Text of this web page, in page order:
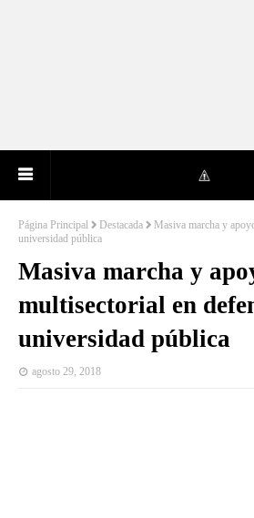
Página Principal Destacada
Masiva marcha y
universidad pública
Masiva marcha y
multisectorial en
universidad pública
agosto 29, 2018